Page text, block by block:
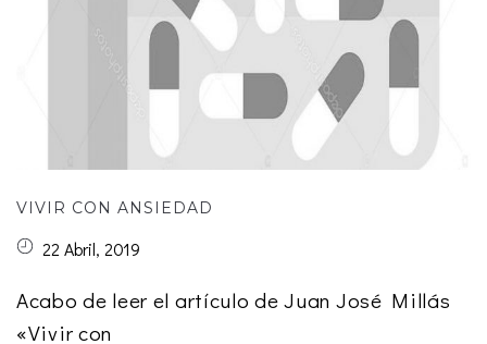
VIVIR CON ANSIEDAD
22 Abril, 2019
Acabo de leer el artículo de Juan José Millás
«Vivir con